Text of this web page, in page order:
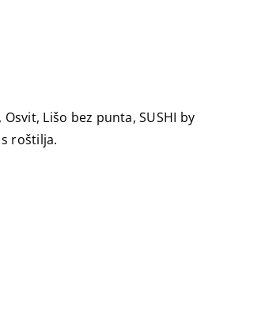
Lišo bez punta, SUSHI by
roštilja.